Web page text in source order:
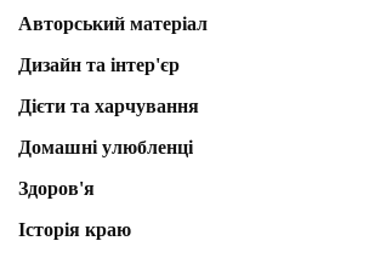
Авторський матеріал
Дизайн та інтер'єр
Дієти та харчування
Домашні улюбленці
Здоров'я
Історія краю